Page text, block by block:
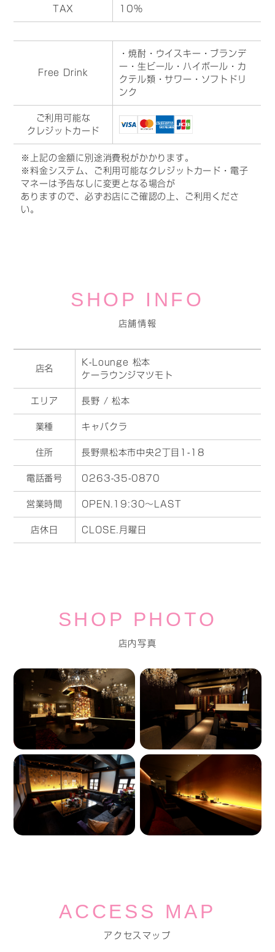
TAX 10％
Free Drink
・焼酎・ウイスキー・ブランデ
ー・生ビール・ハイボール・カ
クテル類・サワー・ソフトドリ
ンク
ご利用可能な
クレジットカード
※上記の金額に別途消費税がかかります。
※料金システム、ご利用可能なクレジットカード・電子
マネーは予告なしに変更となる場合が
ありますので、必ずお店にご確認の上、ご利用くださ
い。
SHOP INFO
店舗情報
店名
K-Lounge 松本
ケーラウンジマツモト
エリア 長野 / 松本
業種 キャバクラ
住所 長野県松本市中央2丁目1-18
電話番号 0263-35-0870
営業時間 OPEN.19:30～LAST
店休日 CLOSE.月曜日
SHOP PHOTO
店内写真
ACCESS MAP
アクセスマップ